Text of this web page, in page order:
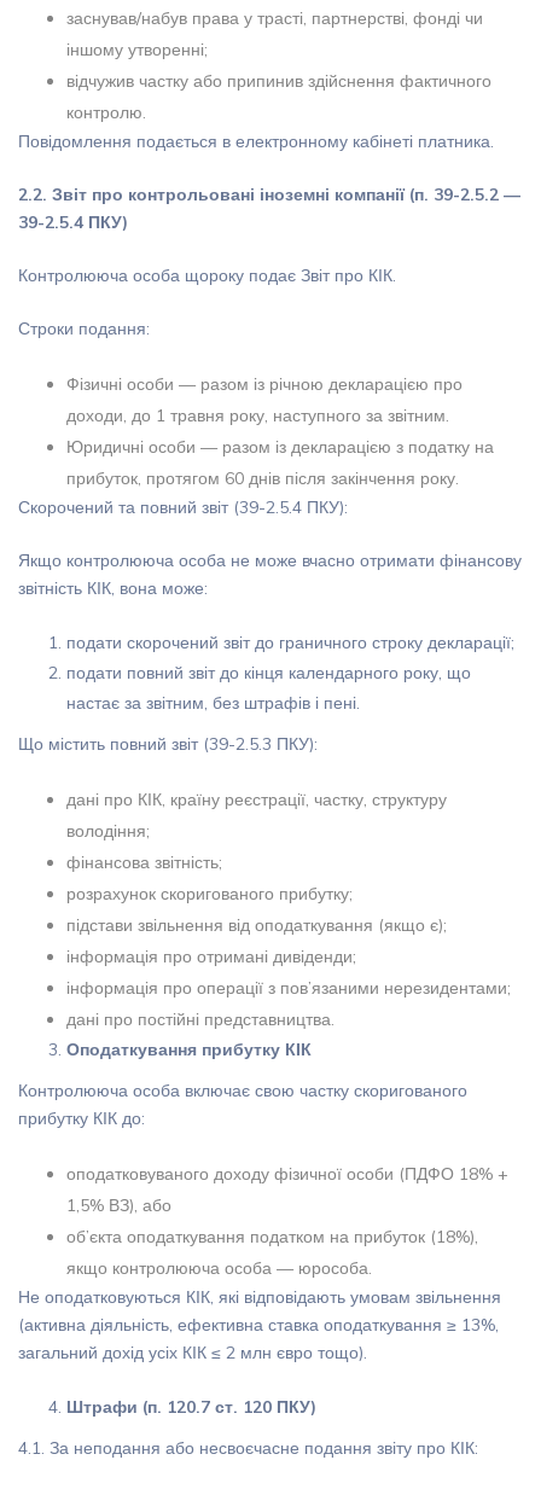
заснував/набув права у трасті, партнерстві, фонді чи
іншому утворенні;
відчужив частку або припинив здійснення фактичного
контролю.
Повідомлення подається в електронному кабінеті платника.
2.2. Звіт про контрольовані іноземні компанії (п. 39-2.5.2 —
39-2.5.4 ПКУ)
Контролююча особа щороку подає Звіт про КІК.
Строки подання:
Фізичні особи — разом із річною декларацією про
доходи, до 1 травня року, наступного за звітним.
Юридичні особи — разом із декларацією з податку на
прибуток, протягом 60 днів після закінчення року.
Скорочений та повний звіт (39-2.5.4 ПКУ):
Якщо контролююча особа не може вчасно отримати фінансову
звітність КІК, вона може:
подати скорочений звіт до граничного строку декларації;
подати повний звіт до кінця календарного року, що
настає за звітним, без штрафів і пені.
Що містить повний звіт (39-2.5.3 ПКУ):
дані про КІК, країну реєстрації, частку, структуру
володіння;
фінансова звітність;
розрахунок скоригованого прибутку;
підстави звільнення від оподаткування (якщо є);
інформація про отримані дивіденди;
інформація про операції з пов’язаними нерезидентами;
дані про постійні представництва.
Оподаткування прибутку КІК
Контролююча особа включає свою частку скоригованого
прибутку КІК до:
оподатковуваного доходу фізичної особи (ПДФО 18% +
1,5% ВЗ), або
об’єкта оподаткування податком на прибуток (18%),
якщо контролююча особа — юрособа.
Не оподатковуються КІК, які відповідають умовам звільнення
(активна діяльність, ефективна ставка оподаткування ≥ 13%,
загальний дохід усіх КІК ≤ 2 млн євро тощо).
Штрафи (п. 120.7 ст. 120 ПКУ)
4.1. За неподання або несвоєчасне подання звіту про КІК: